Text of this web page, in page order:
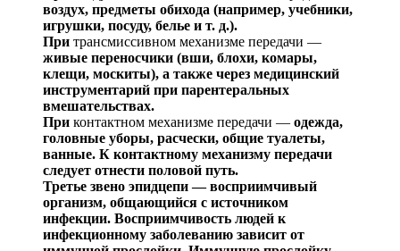
воздух, предметы обихода (например, учебники,
игрушки, посуду, белье и т. д.).
При трансмиссивном механизме передачи —
живые переносчики (вши, блохи, комары,
клещи, москиты), а также через медицинский
инструментарий при парентеральных
вмешательствах.
При контактном механизме передачи — одежда,
головные уборы, расчески, общие туалеты,
ванные. К контактному механизму передачи
следует отнести половой путь.
Третье звено эпидцепи— восприимчивый
организм, общающийся с источником
инфекции. Восприимчивость людей к
инфекционному заболеванию зависит от